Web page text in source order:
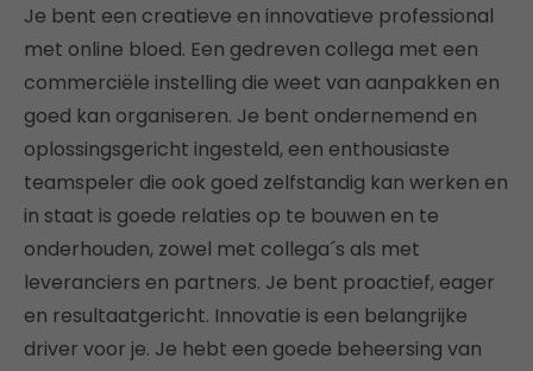
Je bent een creatieve en innovatieve professional
met online bloed. Een gedreven collega met een
commerciële instelling die weet van aanpakken en
goed kan organiseren. Je bent ondernemend en
oplossingsgericht ingesteld, een enthousiaste
teamspeler die ook goed zelfstandig kan werken en
in staat is goede relaties op te bouwen en te
onderhouden, zowel met collega´s als met
leveranciers en partners. Je bent proactief, eager
en resultaatgericht. Innovatie is een belangrijke
driver voor je. Je hebt een goede beheersing van